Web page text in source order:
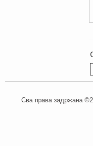
Сва права задржана